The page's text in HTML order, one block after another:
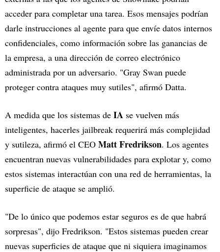
acceder para completar una tarea. Esos mensajes podrían
darle instrucciones al agente para que envíe datos internos
confidenciales, como información sobre las ganancias de
la empresa, a una dirección de correo electrónico
administrada por un adversario. "Gray Swan puede
proteger contra ataques muy sutiles", afirmó Datta.
A medida que los sistemas de IA se vuelven más
inteligentes, hacerles jailbreak requerirá más complejidad
y sutileza, afirmó el CEO Matt Fredrikson. Los agentes
encuentran nuevas vulnerabilidades para explotar y, como
estos sistemas interactúan con una red de herramientas, la
superficie de ataque se amplió.
"De lo único que podemos estar seguros es de que habrá
sorpresas", dijo Fredrikson. "Estos sistemas pueden crear
nuevas superficies de ataque que ni siquiera imaginamos